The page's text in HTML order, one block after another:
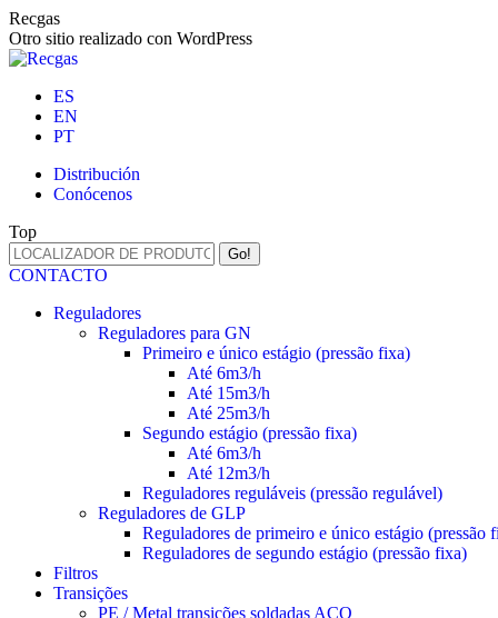
Skip
to
content
Recgas
Otro sitio realizado con WordPress
ES
EN
PT
Distribución
Conócenos
Top
Search:
CONTACTO
Reguladores
Reguladores para GN
Primeiro e único estágio (pressão fixa)
Até 6m3/h
Até 15m3/h
Até 25m3/h
Segundo estágio (pressão fixa)
Até 6m3/h
Até 12m3/h
Reguladores reguláveis (pressão regulável)
Reguladores de GLP
Reguladores de primeiro e único estágio (pressão
Reguladores de segundo estágio (pressão fixa)
Filtros
Transições
PE / Metal transições soldadas AÇO